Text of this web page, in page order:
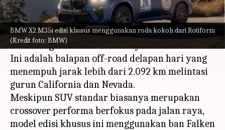
BMW X2 M35i edisi khusus menggunakan roda kokoh dari Rotiform
(Kredit foto: BMW)
Apa ceritanya
BMW telah meluncurkan X2 M35i, yang
dirancang untuk Rebelle Rally 2023 di AS.
Ini adalah balapan off-road delapan hari yang
menempuh jarak lebih dari 2.092 km melintasi
gurun California dan Nevada.
Meskipun SUV standar biasanya merupakan
crossover performa berfokus pada jalan raya,
model edisi khusus ini menggunakan ban Falken